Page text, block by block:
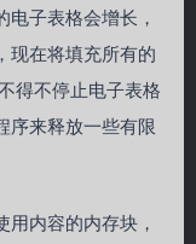
子表格会增长，
现在将填充所有的
得不停止电子表格
序来释放一些有限
内容的内存块，